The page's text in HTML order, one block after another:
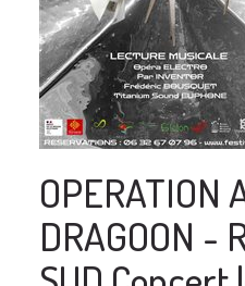
OPERATION
DRAGOON -